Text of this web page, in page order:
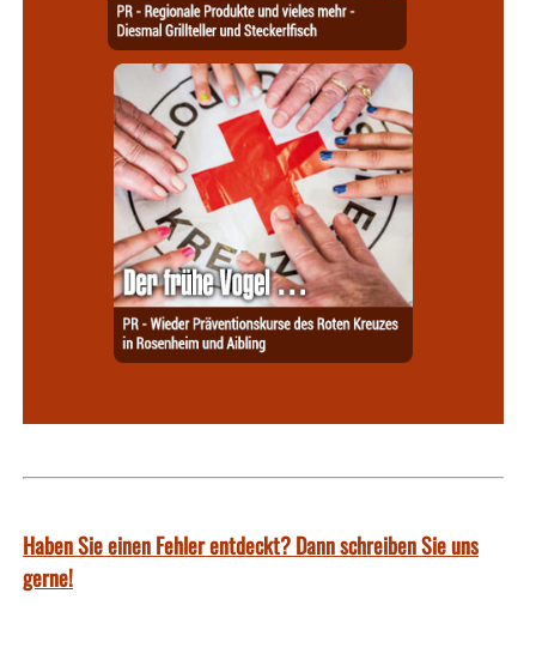
Haben Sie einen Fehler entdeckt? Dann schreiben Sie uns
gerne!